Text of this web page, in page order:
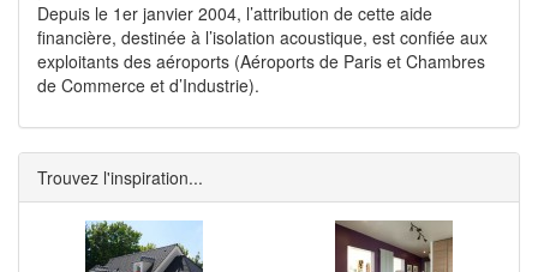
Depuis le 1er janvier 2004, l’attribution de cette aide
financière, destinée à l’isolation acoustique, est confiée aux
exploitants des aéroports (Aéroports de Paris et Chambres
de Commerce et d’Industrie).
Trouvez l'inspiration...